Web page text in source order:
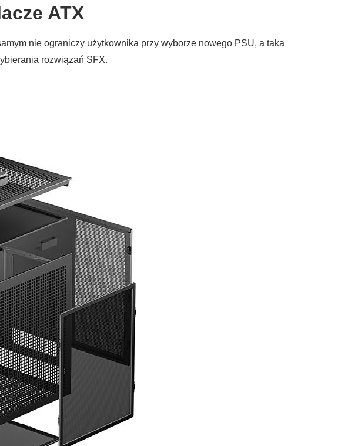
ATX
nie ograniczy użytkownika przy wyborze nowego PSU, a taka
rozwiązań SFX.